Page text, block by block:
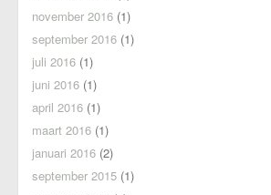
november 2016 (1)
september 2016 (1)
juli 2016 (1)
juni 2016 (1)
april 2016 (1)
maart 2016 (1)
januari 2016 (2)
september 2015 (1)